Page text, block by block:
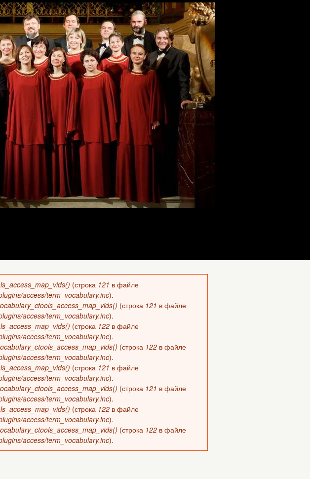
(строка 121 в файле
access/term_vocabulary.inc).
(строка 121 в файле
access/term_vocabulary.inc).
(строка 122 в файле
access/term_vocabulary.inc).
(строка 122 в файле
access/term_vocabulary.inc).
(строка 121 в файле
access/term_vocabulary.inc).
(строка 121 в файле
access/term_vocabulary.inc).
(строка 122 в файле
access/term_vocabulary.inc).
(строка 122 в файле
access/term_vocabulary.inc).